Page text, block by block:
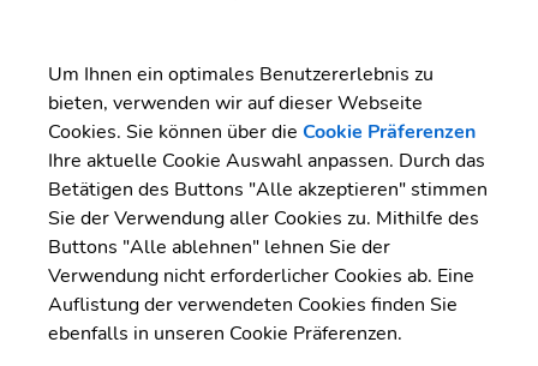
Die regelmäßigen Probealarme
überprüfen und die Menschen
Internetseite und den Social Media-Kanälen
Öffnungszeiten Stadtverwaltung
Montag & Freitag
Um Ihnen ein optimales Benutzererlebnis zu
bieten, verwenden wir auf dieser Webseite
Cookies. Sie können über die Cookie Präferenzen
Ihre aktuelle Cookie Auswahl anpassen. Durch das
Betätigen des Buttons "Alle akzeptieren" stimmen
Sie der Verwendung aller Cookies zu. Mithilfe des
Buttons "Alle ablehnen" lehnen Sie der
Verwendung nicht erforderlicher Cookies ab. Eine
Auflistung der verwendeten Cookies finden Sie
ebenfalls in unseren Cookie Präferenzen.